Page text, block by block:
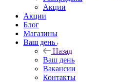
Акции
Акции
Блог
Магазины
Ваш день
Назад
Ваш день
Вакансии
Контакты